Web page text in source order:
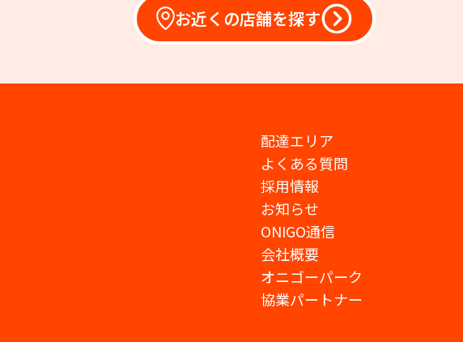
お近くの店舗を探す
配達エリア
よくある質問
採用情報
お知らせ
ONIGO通信
会社概要
オニゴーパーク
協業パートナー